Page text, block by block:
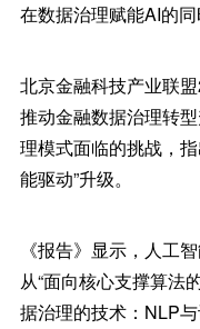
在数据治理赋能AI的同
北京金融科技产业联
推动金融数据治理转
理模式面临的挑战，
能驱动”升级。
《报告》显示，人工
从“面向核心支撑算法
据治理的技术：NLP